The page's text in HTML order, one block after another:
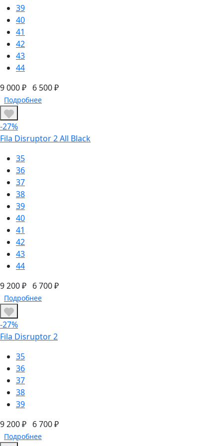
39
40
41
42
43
44
9 000 ₽ 6 500 ₽
Подробнее
-27%
Fila Disruptor 2 All Black
35
36
37
38
39
40
41
42
43
44
9 200 ₽ 6 700 ₽
Подробнее
-27%
Fila Disruptor 2
35
36
37
38
39
9 200 ₽ 6 700 ₽
Подробнее